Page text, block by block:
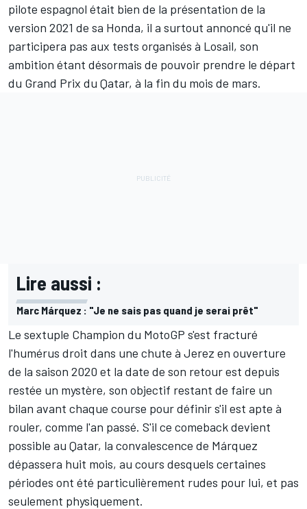
pilote espagnol était bien de la présentation de la
version 2021 de sa Honda, il a surtout annoncé qu'il ne
participera pas aux tests organisés à Losail, son
ambition étant désormais de pouvoir prendre le départ
du Grand Prix du Qatar, à la fin du mois de mars.
Lire aussi :
Marc Márquez : "Je ne sais pas quand je serai prêt"
Le sextuple Champion du MotoGP s'est fracturé
l'humérus droit dans une chute à Jerez en ouverture
de la saison 2020 et la date de son retour est depuis
restée un mystère, son objectif restant de faire un
bilan avant chaque course pour définir s'il est apte à
rouler, comme l'an passé. S'il ce comeback devient
possible au Qatar, la convalescence de Márquez
dépassera huit mois, au cours desquels certaines
périodes ont été particulièrement rudes pour lui, et pas
seulement physiquement.